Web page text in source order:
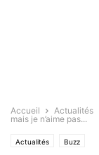
Accueil Actualités
mais je n’aime pas...
Actualités Buzz